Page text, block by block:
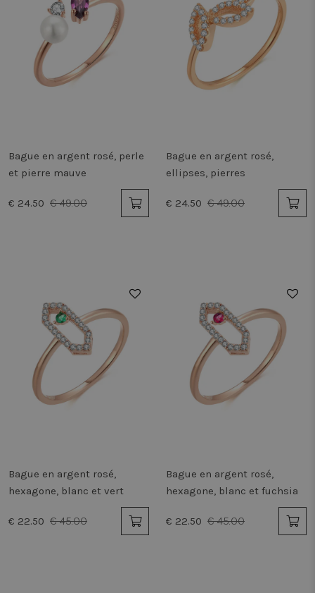
Bague en argent rosé, perle
et pierre mauve
€ 24.50 € 49.00
Bague en argent rosé,
ellipses, pierres
€ 24.50 € 49.00
Bague en argent rosé,
hexagone, blanc et vert
€ 22.50 € 45.00
Bague en argent rosé,
hexagone, blanc et fuchsia
€ 22.50 € 45.00